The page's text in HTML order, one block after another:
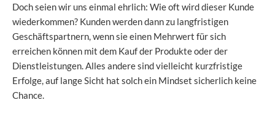
Doch seien wir uns einmal ehrlich: Wie oft wird dieser Kunde
wiederkommen? Kunden werden dann zu langfristigen
Geschäftspartnern, wenn sie einen Mehrwert für sich
erreichen können mit dem Kauf der Produkte oder der
Dienstleistungen. Alles andere sind vielleicht kurzfristige
Erfolge, auf lange Sicht hat solch ein Mindset sicherlich keine
Chance.